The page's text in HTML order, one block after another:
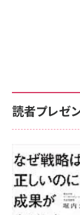
読者プレゼ
成
が
マー
8月7